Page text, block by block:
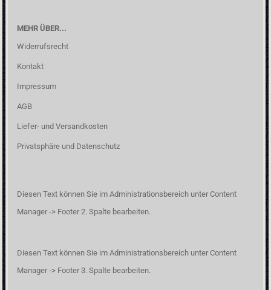
MEHR ÜBER...
Widerrufsrecht
Kontakt
Impressum
AGB
Liefer- und Versandkosten
Privatsphäre und Datenschutz
Diesen Text können Sie im Administrationsbereich unter Content
Manager -> Footer 2. Spalte bearbeiten.
Diesen Text können Sie im Administrationsbereich unter Content
Manager -> Footer 3. Spalte bearbeiten.